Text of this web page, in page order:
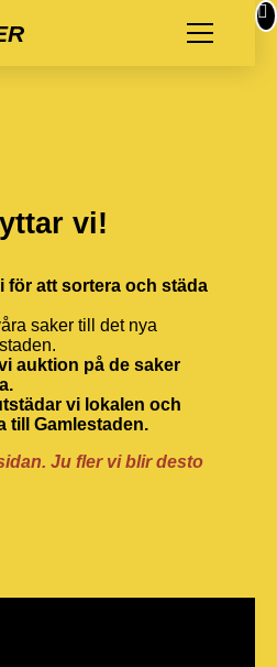
vi!
för att sortera och städa
saker till det nya
auktion på de saker
vi lokalen och
till Gamlestaden.
Ju fler vi blir desto